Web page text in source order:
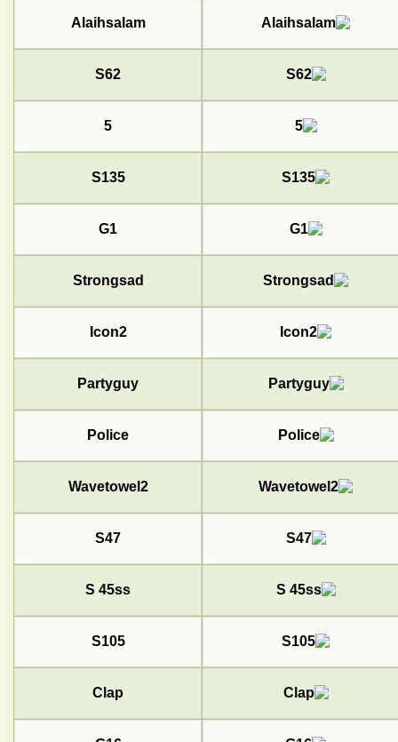
Alaihsalam
S62
5
S135
G1
Strongsad
Icon2
Partyguy
Police
Wavetowel2
S47
S 45ss
S105
Clap